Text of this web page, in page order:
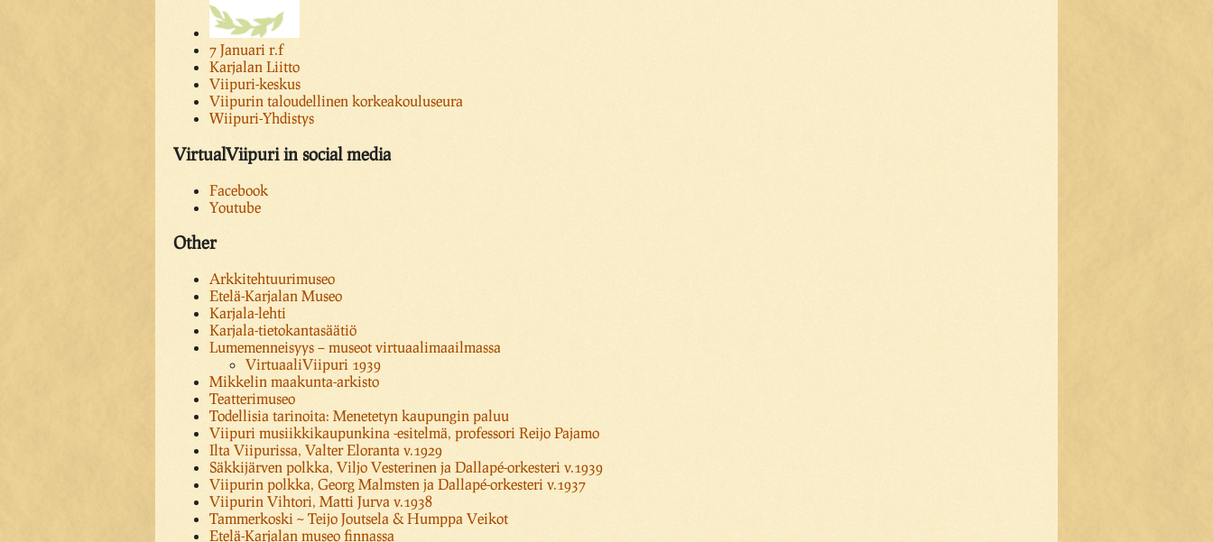
7 Januari r.f
Karjalan Liitto
Viipuri-keskus
Viipurin taloudellinen korkeakouluseura
Wiipuri-Yhdistys
VirtualViipuri in social media
Facebook
Youtube
Other
Arkkitehtuurimuseo
Etelä-Karjalan Museo
Karjala-lehti
Karjala-tietokantasäätiö
Lumemenneisyys – museot virtuaalimaailmassa
VirtuaaliViipuri 1939
Mikkelin maakunta-arkisto
Teatterimuseo
Todellisia tarinoita: Menetetyn kaupungin paluu
Viipuri musiikkikaupunkina -esitelmä, professori Reijo Pajamo
Ilta Viipurissa, Valter Eloranta v.1929
Säkkijärven polkka, Viljo Vesterinen ja Dallapé-orkesteri v.1939
Viipurin polkka, Georg Malmsten ja Dallapé-orkesteri v.1937
Viipurin Vihtori, Matti Jurva v.1938
Tammerkoski ~ Teijo Joutsela & Humppa Veikot
Etelä-Karjalan museo finnassa